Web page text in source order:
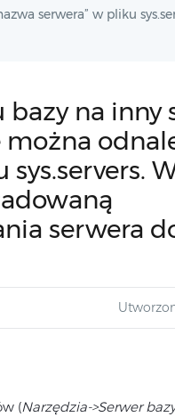
serwera” w pliku
na inny
można
serwera
(Narzędzia->Serwer